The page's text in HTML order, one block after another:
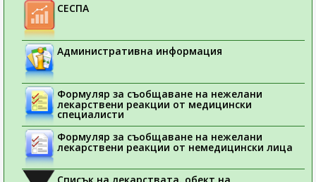
СЕСПА
Административна информация
Формуляр за съобщаване на нежелани
лекарствени реакции от медицински
специалисти
Формуляр за съобщаване на нежелани
лекарствени реакции от немедицински лица